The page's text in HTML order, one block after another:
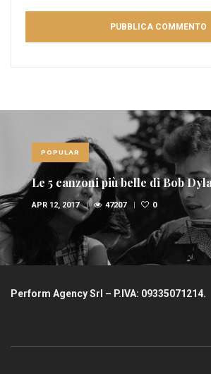
POPULAR
Le 10 canzoni più sexy di sempre
FEB 6, 2017 36945 1
Perform Agency Srl – P.IVA: 09335071214.